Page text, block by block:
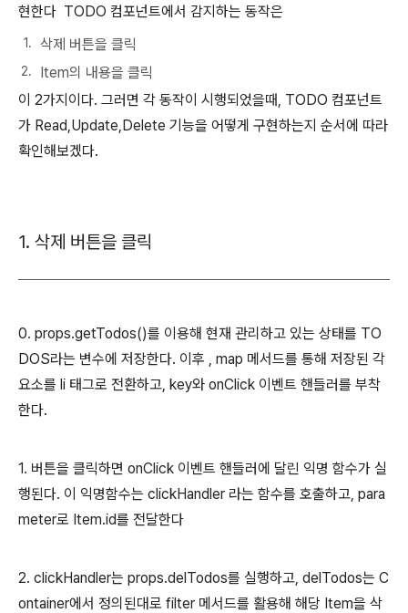
현한다 TODO 컴포넌트에서 감지하는 동작은
삭제 버튼을 클릭
Item의 내용을 클릭
이 2가지이다. 그러면 각 동작이 시행되었을때, TODO 컴포넌트
가 Read,Update,Delete 기능을 어떻게 구현하는지 순서에 따라
확인해보겠다.
1. 삭제 버튼을 클릭
0. props.getTodos()를 이용해 현재 관리하고 있는 상태를 TO
DOS라는 변수에 저장한다. 이후 , map 메서드를 통해 저장된 각
요소를 li 태그로 전환하고, key와 onClick 이벤트 핸들러를 부착
한다.
1. 버튼을 클릭하면 onClick 이벤트 핸들러에 달린 익명 함수가 실
행된다. 이 익명함수는 clickHandler 라는 함수를 호출하고, para
meter로 Item.id를 전달한다
2. clickHandler는 props.delTodos를 실행하고, delTodos는 C
ontainer에서 정의된대로 filter 메서드를 활용해 해당 Item을 삭